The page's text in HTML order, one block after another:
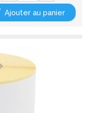
Ajouter au panier